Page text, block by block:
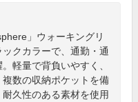
」ウォーキングリ
クカラーで、通勤・通
軽量で背負いやすく、
数の収納ポケットを備
久性のある素材を使用